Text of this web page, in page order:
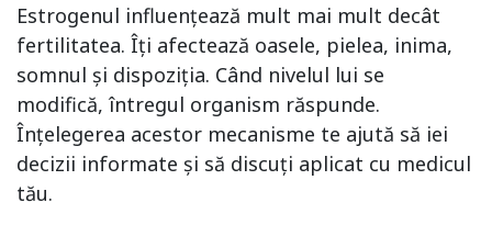
Estrogenul influențează mult mai mult decât
fertilitatea. Îți afectează oasele, pielea, inima,
somnul și dispoziția. Când nivelul lui se
modifică, întregul organism răspunde.
Înțelegerea acestor mecanisme te ajută să iei
decizii informate și să discuți aplicat cu medicul
tău.